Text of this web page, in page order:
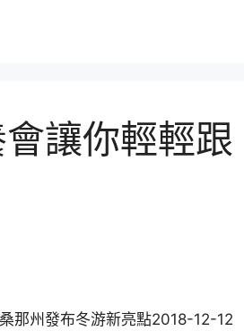
讓你輕輕跟
那州發布冬游新亮點2018-12-12